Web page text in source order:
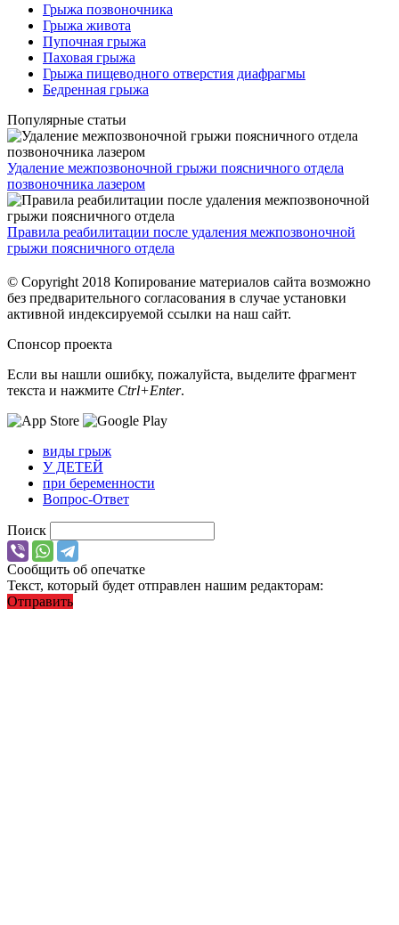
Грыжа позвоночника
Грыжа живота
Пупочная грыжа
Паховая грыжа
Грыжа пищеводного отверстия диафрагмы
Бедренная грыжа
Популярные статьи
Удаление межпозвоночной грыжи поясничного отдела
позвоночника лазером
Правила реабилитации после удаления межпозвоночной
грыжи поясничного отдела
© Copyright 2018 Копирование материалов сайта возможно
без предварительного согласования в случае установки
активной индексируемой ссылки на наш сайт.
Спонсор проекта
Если вы нашли ошибку, пожалуйста, выделите фрагмент
текста и нажмите Ctrl+Enter.
виды грыж
У ДЕТЕЙ
при беременности
Вопрос-Ответ
Поиск
Сообщить об опечатке
Текст, который будет отправлен нашим редакторам:
Отправить